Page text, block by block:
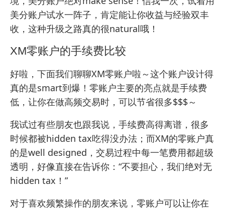
美分账户试水一阵子，肯定能让你收益与经验双丰
收，这种升级之路真的很natural哦！
XM零账户的手续费比较
好啦，下面我们聊聊XM零账户啦～这个账户设计得
真的是smart到爆！零账户主要的亮点就是手续费
低，让你在做高频交易时，可以节省很多$$$～
我试过有些朋友也跟我说，手续费高得离谱，很多
时候都被hidden tax吃得没办法；而XM的零账户真
的是well designed，交易过程中每一笔费用都超级
透明，好像直接在告诉你：“不要担心，我们绝对无
hidden tax！”
对于喜欢频繁操作的朋友来说，零账户可以让你在